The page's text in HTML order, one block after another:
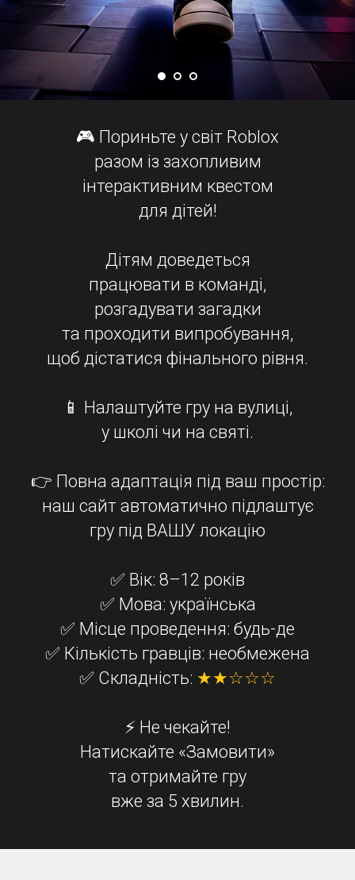
🎮 Пориньте у світ Roblox
разом із захопливим
інтерактивним квестом
для дітей!
Дітям доведеться
працювати в команді,
розгадувати загадки
та проходити випробування,
щоб дістатися фінального рівня.
📱 Налаштуйте гру на вулиці,
у школі чи на святі.
👉 Повна адаптація під ваш простір:
наш сайт автоматично підлаштує
гру під ВАШУ локацію
✅ Вік: 8–12 років
✅ Мова: українська
✅ Місце проведення: будь-де
✅ Кількість гравців: необмежена
✅ Складність: ★★☆☆☆
⚡ Не чекайте!
Натискайте «Замовити»
та отримайте гру
вже за 5 хвилин.